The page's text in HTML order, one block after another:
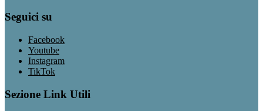
Seguici su
Facebook
Youtube
Instagram
TikTok
Sezione Link Utili